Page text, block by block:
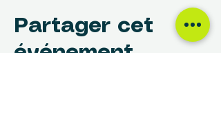
Partager cet
événement